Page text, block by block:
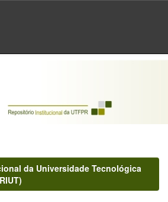
da Universidade Tecnológica